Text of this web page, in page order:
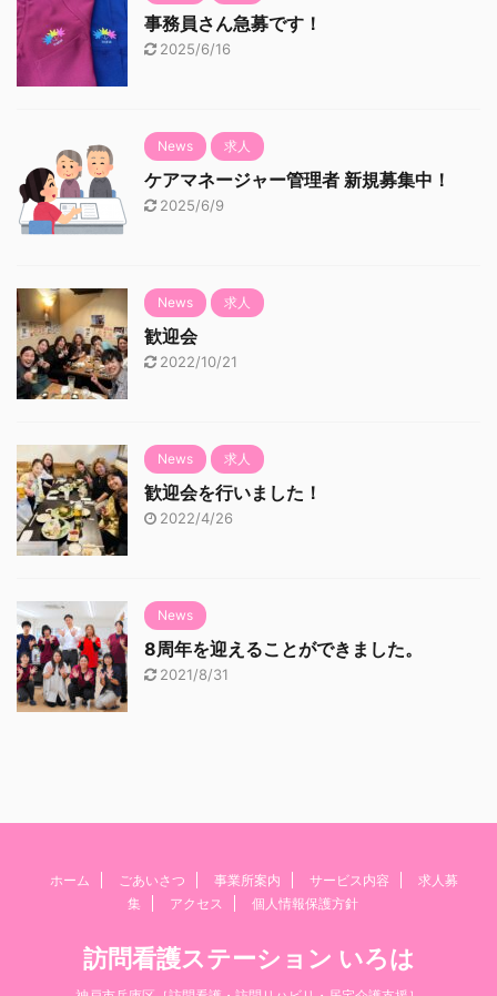
事務員さん急募です！
2025/6/16
News 求人
ケアマネージャー管理者 新規募集中！
2025/6/9
News 求人
歓迎会
2022/10/21
News 求人
歓迎会を行いました！
2022/4/26
News
8周年を迎えることができました。
2021/8/31
ホーム ごあいさつ 事業所案内 サービス内容
求人募
集
アクセス 個人情報保護方針
訪問看護ステーション いろは